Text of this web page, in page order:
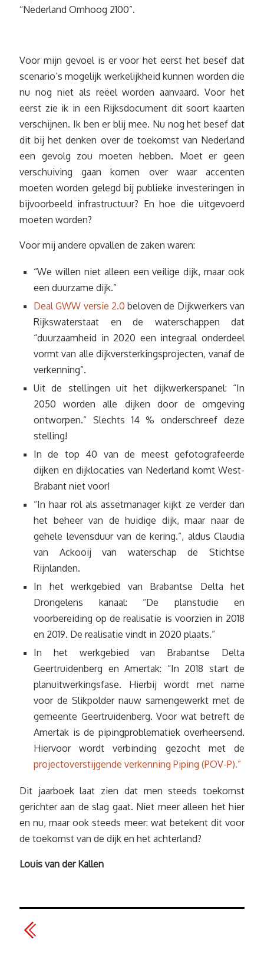
“Nederland Omhoog 2100”.
Voor mijn gevoel is er voor het eerst het besef dat
scenario’s mogelijk werkelijkheid kunnen worden die
nu nog niet als reëel worden aanvaard. Voor het
eerst zie ik in een Rijksdocument dit soort kaarten
verschijnen. Ik ben er blij mee. Nu nog het besef dat
dit bij het denken over de toekomst van Nederland
een gevolg zou moeten hebben. Moet er geen
verschuiving gaan komen over waar accenten
moeten worden gelegd bij publieke investeringen in
bijvoorbeeld infrastructuur? En hoe die uitgevoerd
moeten worden?
Voor mij andere opvallen de zaken waren:
“We willen niet alleen een veilige dijk, maar ook
een duurzame dijk.”
Deal GWW versie 2.0 beloven de Dijkwerkers van
Rijkswaterstaat en de waterschappen dat
“duurzaamheid in 2020 een integraal onderdeel
vormt van alle dijkversterkingsprojecten, vanaf de
verkenning”.
Uit de stellingen uit het dijkwerkerspanel: “In
2050 worden alle dijken door de omgeving
ontworpen.” Slechts 14 % onderschreef deze
stelling!
In de top 40 van de meest gefotografeerde
dijken en dijklocaties van Nederland komt West-
Brabant niet voor!
“In haar rol als assetmanager kijkt ze verder dan
het beheer van de huidige dijk, maar naar de
gehele levensduur van de kering.”, aldus Claudia
van Ackooij van waterschap de Stichtse
Rijnlanden.
In het werkgebied van Brabantse Delta het
Drongelens kanaal: “De planstudie en
voorbereiding op de realisatie is voorzien in 2018
en 2019. De realisatie vindt in 2020 plaats.”
In het werkgebied van Brabantse Delta
Geertruidenberg en Amertak: “In 2018 start de
planuitwerkingsfase. Hierbij wordt met name
voor de Slikpolder nauw samengewerkt met de
gemeente Geertruidenberg. Voor wat betreft de
Amertak is de pipingproblematiek overheersend.
Hiervoor wordt verbinding gezocht met de
projectoverstijgende verkenning Piping (POV-P).”
Dit jaarboek laat zien dat men steeds toekomst
gerichter aan de slag gaat. Niet meer alleen het hier
en nu, maar ook steeds meer: wat betekent dit voor
de toekomst van de dijk en het achterland?
Louis van der Kallen